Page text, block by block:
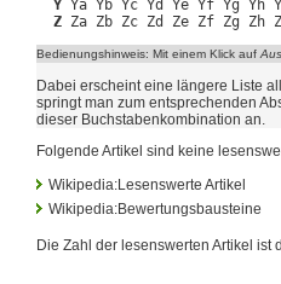
YYa Yb Yc Yd Ye Yf Yg Yh
ZZa Zb Zc Zd Ze Zf Zg Zh
Bedienungshinweis: Mit einem Klick auf
Dabei erscheint eine längere Liste
springt man zum entsprechenden
dieser Buchstabenkombination an.
Folgende Artikel sind keine
Wikipedia:Lesenswerte Artikel
Wikipedia:Bewertungsbausteine
Die Zahl der lesenswerten Artikel ist